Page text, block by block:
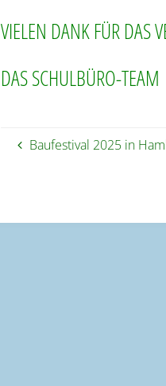
VIELEN DANK FÜR DAS
DAS SCHULBÜRO-TEAM
Baufestival 2025 in